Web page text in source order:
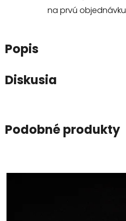
na prvú objednávku
Popis
Diskusia
Podobné produkty